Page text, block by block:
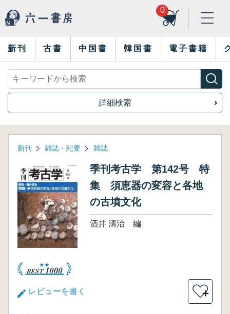
0
新刊 古書 中国書 韓国書 電子書籍
詳細検索
新刊 雑誌・紀要 雑誌
季刊考古学 第142号 特
集 須恵器の変容と各地
の古墳文化
酒井 清治 編
レビューを書く ＋